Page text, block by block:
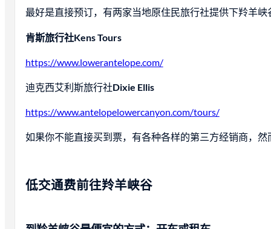
最好是直接预订，有两家当地原住民旅行社提供下羚羊峡
肯斯旅行社Kens Tours
https://www.lowerantelope.com/
迪克西艾利斯旅行社Dixie Ellis
https://www.antelopelowercanyon.com/tours/
如果你不能直接买到票，有各种各样的第三方经销商，
低交通费前往羚羊峡谷